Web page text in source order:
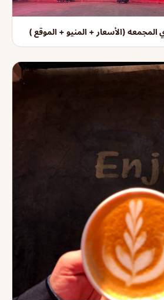
المجمعه (الأسعار + المنيو + الموقع )